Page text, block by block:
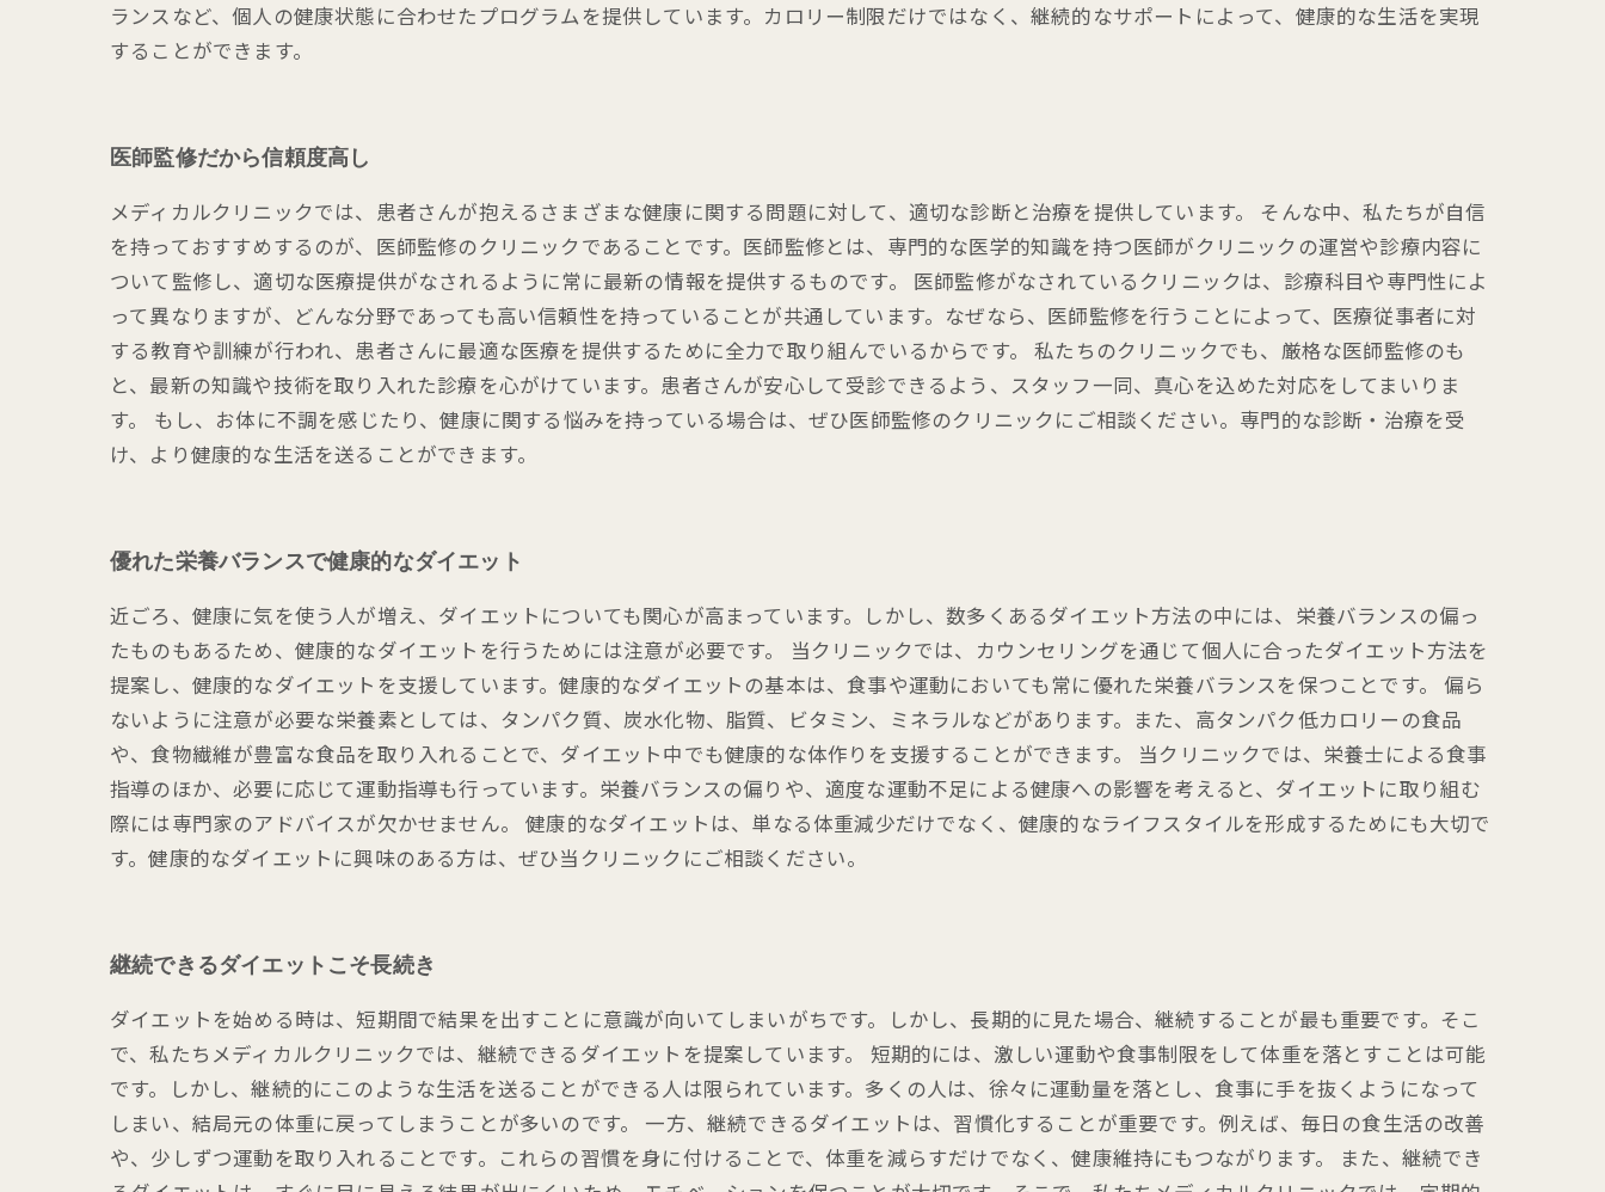
ランスなど、個人の健康状態に合わせたプログラムを提供しています。カロリー制限だけではなく、継続的なサポートによって、健康的な生活を実現
することができます。
医師監修だから信頼度高し
メディカルクリニックでは、患者さんが抱えるさまざまな健康に関する問題に対して、適切な診断と治療を提供しています。 そんな中、私たちが自信
を持っておすすめするのが、医師監修のクリニックであることです。医師監修とは、専門的な医学的知識を持つ医師がクリニックの運営や診療内容に
ついて監修し、適切な医療提供がなされるように常に最新の情報を提供するものです。 医師監修がなされているクリニックは、診療科目や専門性によ
って異なりますが、どんな分野であっても高い信頼性を持っていることが共通しています。なぜなら、医師監修を行うことによって、医療従事者に対
する教育や訓練が行われ、患者さんに最適な医療を提供するために全力で取り組んでいるからです。 私たちのクリニックでも、厳格な医師監修のも
と、最新の知識や技術を取り入れた診療を心がけています。患者さんが安心して受診できるよう、スタッフ一同、真心を込めた対応をしてまいりま
す。 もし、お体に不調を感じたり、健康に関する悩みを持っている場合は、ぜひ医師監修のクリニックにご相談ください。専門的な診断・治療を受
け、より健康的な生活を送ることができます。
優れた栄養バランスで健康的なダイエット
近ごろ、健康に気を使う人が増え、ダイエットについても関心が高まっています。しかし、数多くあるダイエット方法の中には、栄養バランスの偏っ
たものもあるため、健康的なダイエットを行うためには注意が必要です。 当クリニックでは、カウンセリングを通じて個人に合ったダイエット方法を
提案し、健康的なダイエットを支援しています。健康的なダイエットの基本は、食事や運動においても常に優れた栄養バランスを保つことです。 偏ら
ないように注意が必要な栄養素としては、タンパク質、炭水化物、脂質、ビタミン、ミネラルなどがあります。また、高タンパク低カロリーの食品
や、食物繊維が豊富な食品を取り入れることで、ダイエット中でも健康的な体作りを支援することができます。 当クリニックでは、栄養士による食事
指導のほか、必要に応じて運動指導も行っています。栄養バランスの偏りや、適度な運動不足による健康への影響を考えると、ダイエットに取り組む
際には専門家のアドバイスが欠かせません。 健康的なダイエットは、単なる体重減少だけでなく、健康的なライフスタイルを形成するためにも大切で
す。健康的なダイエットに興味のある方は、ぜひ当クリニックにご相談ください。
継続できるダイエットこそ長続き
ダイエットを始める時は、短期間で結果を出すことに意識が向いてしまいがちです。しかし、長期的に見た場合、継続することが最も重要です。そこ
で、私たちメディカルクリニックでは、継続できるダイエットを提案しています。 短期的には、激しい運動や食事制限をして体重を落とすことは可能
です。しかし、継続的にこのような生活を送ることができる人は限られています。多くの人は、徐々に運動量を落とし、食事に手を抜くようになって
しまい、結局元の体重に戻ってしまうことが多いのです。 一方、継続できるダイエットは、習慣化することが重要です。例えば、毎日の食生活の改善
や、少しずつ運動を取り入れることです。これらの習慣を身に付けることで、体重を減らすだけでなく、健康維持にもつながります。 また、継続でき